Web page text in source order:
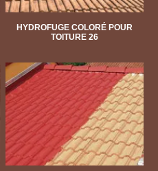
HYDROFUGE COLORÉ POUR
TOITURE 26